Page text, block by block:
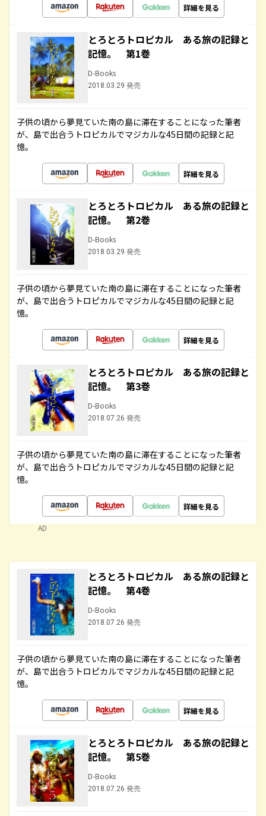
詳細を見る
とろとろトロピカル ある旅の記録と
記憶。 第1巻
D-Books
2018.03.29 発売
子供の頃から夢見ていた南の島に滞在することになった筆者
が、島で出合うトロピカルでマジカルな45日間の記録と記
憶。
詳細を見る
とろとろトロピカル ある旅の記録と
記憶。 第2巻
D-Books
2018.03.29 発売
子供の頃から夢見ていた南の島に滞在することになった筆者
が、島で出合うトロピカルでマジカルな45日間の記録と記
憶。
詳細を見る
とろとろトロピカル ある旅の記録と
記憶。 第3巻
D-Books
2018.07.26 発売
子供の頃から夢見ていた南の島に滞在することになった筆者
が、島で出合うトロピカルでマジカルな45日間の記録と記
憶。
詳細を見る
AD
とろとろトロピカル ある旅の記録と
記憶。 第4巻
D-Books
2018.07.26 発売
子供の頃から夢見ていた南の島に滞在することになった筆者
が、島で出合うトロピカルでマジカルな45日間の記録と記
憶。
詳細を見る
とろとろトロピカル ある旅の記録と
記憶。 第5巻
D-Books
2018.07.26 発売